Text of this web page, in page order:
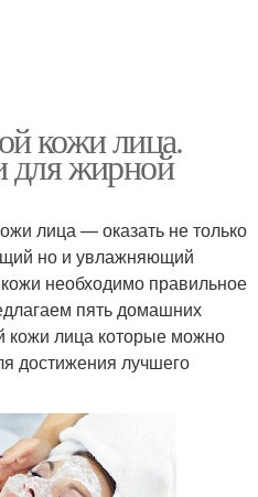
Маска из алоэ
Алоэ для лечения
кожи лица.
жирной
лица — оказать не только
но и увлажняющий
необходимо правильное
пять домашних
кожи лица которые можно
достижения лучшего